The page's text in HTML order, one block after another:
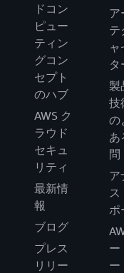
ドコン
ピュー
ティン
グコン
セプト
のハブ
AWS ク
ラウド
セキュ
リティ
最新情
報
ブログ
プレス
リリー
ア
テ
ャ
タ
製
技
の
あ
問
ア
ス
ポ
ー
ー